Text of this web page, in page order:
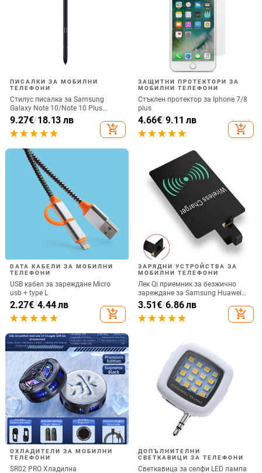
ПИСАЛКИ ЗА МОБИЛНИ
ТЕЛЕФОНИ
Стилус писалка за Samsung
Galaxy Note 10/Note 10 Plus
Универсална капацитивна
писалка Чувствителен сензорен
екран SPen Не е съвместим с
9.27€/18.13 лв
add_shopping_cart
ЗАЩИТНИ ПРОТЕКТОРИ ЗА
МОБИЛНИ ТЕЛЕФОНИ
Стъклен протектор за Iphone 7/8
plus
4.66€/9.11 лв
add_shopping_cart
DATA КАБЕЛИ ЗА МОБИЛНИ
ТЕЛЕФОНИ
USB кабел за зареждане Micro
usb + type L
2.27€/4.44 лв
add_shopping_cart
ЗАРЯДНИ УСТРОЙСТВА ЗА
МОБИЛНИ ТЕЛЕФОНИ
Лек Qi приемник за безжично
зареждане за Samsung Huawei
Xiaomi Универсален Micro USB
Type C Бърз адаптер за безжично
зареждане
3.51€/6.86 лв
add_shopping_cart
ОХЛАДИТЕЛИ ЗА МОБИЛНИ
ТЕЛЕФОНИ
SR02 PRO Хладилна
ДОПЪЛНИТЕЛНИ
СВЕТКАВИЦИ ЗА ТЕЛЕФОНИ
Светкавица за селфи LED лампа